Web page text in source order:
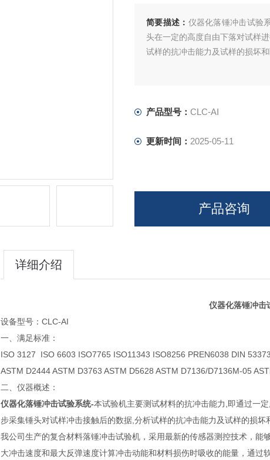
简要描述： 仪器化落锤冲击试验
头在一定的高度自由下落对试样
试样的抗冲击能力及试样的损坏和
产品型号： CLC-AI
更新时间： 2025-05-11
产品咨询
详细介绍
仪器化落锤冲击
设备型号：CLC-AI
一、满足标准：
ISO 3127 ISO 6603 ISO7765 ISO11343 ISO8256 PREN6038 DIN 53373
ASTM D2444 ASTM D3763 ASTM D5628 ASTM D7136/D7136M-05
二、仪器概述：
仪器化落锤冲击试验系统-本试验机主要测试材料的抗冲击能力,即通过一
步采集锤头对试样冲击接触后的数据,分析试样的抗冲击能力及试样的损坏
我公司生产的复合材料落锤冲击试验机，采用最新的传感器测控技术，
大冲击速度和最大反弹速度计算冲击动能和材料损伤时吸收的能量，通过